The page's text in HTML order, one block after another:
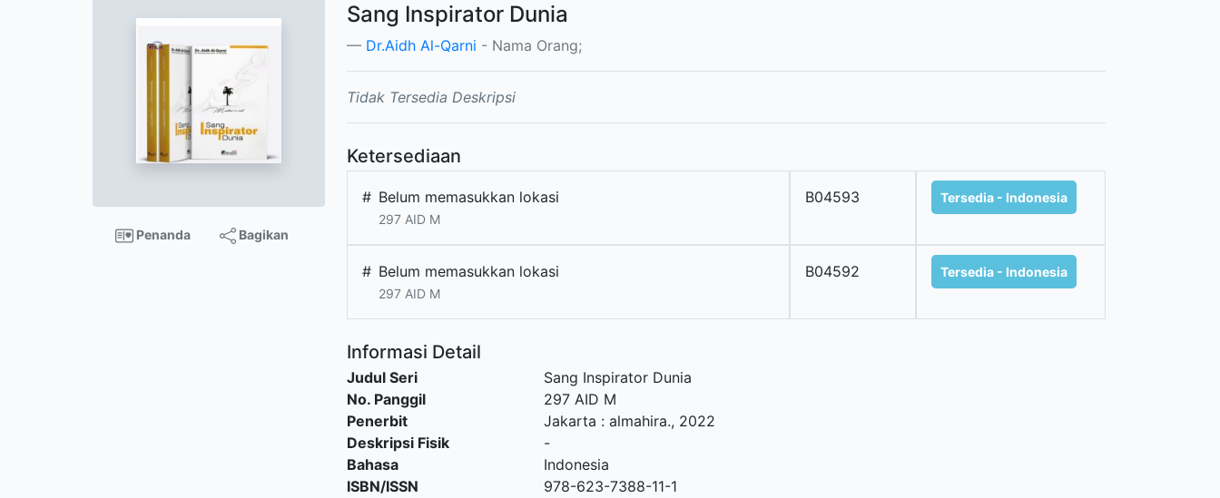
Penanda Bagikan
Sang Inspirator Dunia
Dr.Aidh Al-Qarni - Nama Orang;
Tidak Tersedia Deskripsi
Ketersediaan
# Belum memasukkan lokasi
297 AID M
B04593 Tersedia - Indonesia
# Belum memasukkan lokasi
297 AID M
B04592 Tersedia - Indonesia
Informasi Detail
Judul Seri
Sang Inspirator Dunia
No. Panggil
297 AID M
Penerbit
Jakarta : almahira., 2022
Deskripsi Fisik
-
Bahasa
Indonesia
ISBN/ISSN
978-623-7388-11-1